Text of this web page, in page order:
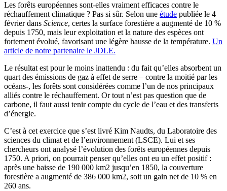
Les forêts européennes sont-elles vraiment efficaces contre le
réchauffement climatique ? Pas si sûr. Selon une étude publiée le 4
février dans Science, certes la surface forestière a augmenté de 10 %
depuis 1750, mais leur exploitation et la nature des espèces ont
fortement évolué, favorisant une légère hausse de la température. Un
article de notre partenaire le JDLE.
Le résultat est pour le moins inattendu : du fait qu’elles absorbent un
quart des émissions de gaz à effet de serre – contre la moitié par les
océans-, les forêts sont considérées comme l’un de nos principaux
alliés contre le réchauffement. Or tout n’est pas question que de
carbone, il faut aussi tenir compte du cycle de l’eau et des transferts
d’énergie.
C’est à cet exercice que s’est livré Kim Naudts, du Laboratoire des
sciences du climat et de l’environnement (LSCE). Lui et ses
chercheurs ont analysé l’évolution des forêts européennes depuis
1750. A priori, on pourrait penser qu’elles ont eu un effet positif :
après une baisse de 190 000 km2 jusqu’en 1850, la couverture
forestière a augmenté de 386 000 km2, soit un gain net de 10 % en
260 ans.